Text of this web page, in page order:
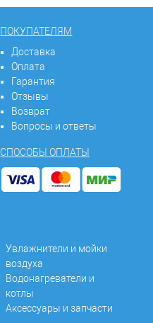
ПОКУПАТЕЛЯМ
Доставка
Оплата
Гарантия
Отзывы
Возврат
Вопросы и ответы
СПОСОБЫ ОПЛАТЫ
Увлажнители и мойки
воздуха
Водонагреватели и
котлы
Аксессуары и запчасти